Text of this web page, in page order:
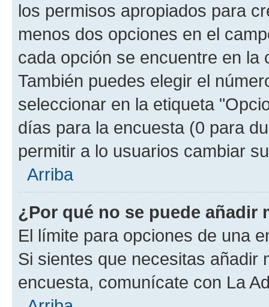
los permisos apropiados para
menos dos opciones en el
cada opción se encuentre en
También puedes elegir el
seleccionar en la etiqueta
días para la encuesta (0 para
permitir a lo usuarios cambiar
Arriba
¿Por qué no se puede añadir
El límite para opciones de una
Si sientes que necesitas añadir
encuesta, comunícate con La